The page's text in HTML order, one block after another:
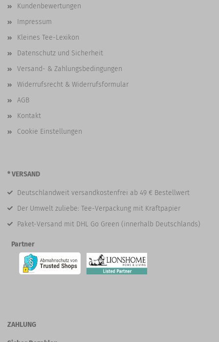
Kundenbewertungen
Impressum
Kleines Tee-Lexikon
Datenschutz und Sicherheit
Versand- & Zahlungsbedingungen
Widerrufsrecht & Widerrufsformular
AGB
Kontakt
Cookie Einstellungen
* VERSAND
Deutschlandweit versandkostenfrei ab 49 € Bestellwert
Der Umwelt zuliebe: Tee-Verpackung mit Kraftpapier
Paket-Versand mit DHL Go Green (innerhalb Deutschlands)
Partner
ZAHLUNG